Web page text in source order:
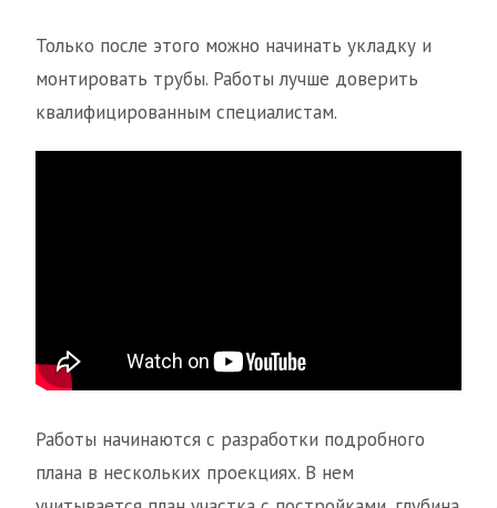
Только после этого можно начинать укладку и
монтировать трубы. Работы лучше доверить
квалифицированным специалистам.
Работы начинаются с разработки подробного
плана в нескольких проекциях. В нем